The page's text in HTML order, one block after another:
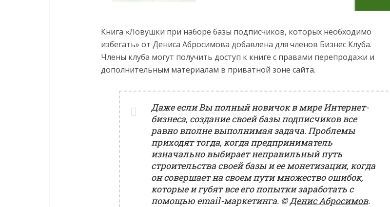
Книга «Ловушки при наборе базы подписчиков, которых необходимо
избегать» от Дениса Абросимова добавлена для членов Бизнес Клуба.
Члены клуба могут получить доступ к книге с правами перепродажи и
дополнительным материалам в приватной зоне сайта.
Даже если Вы полный новичок в мире Интернет-
бизнеса, создание своей базы подписчиков все
равно вполне выполнимая задача. Проблемы
приходят тогда, когда предприниматель
изначально выбирает неправильный путь
строительства своей базы и ее монетизации, когда
он совершает на своем пути множество ошибок,
которые и губят все его попытки заработать с
помощью email-маркетинга. ©Денис Абросимов.